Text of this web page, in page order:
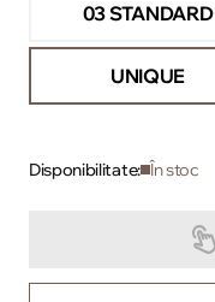
03 STANDARD
UNIQUE
Disponibilitate: În stoc